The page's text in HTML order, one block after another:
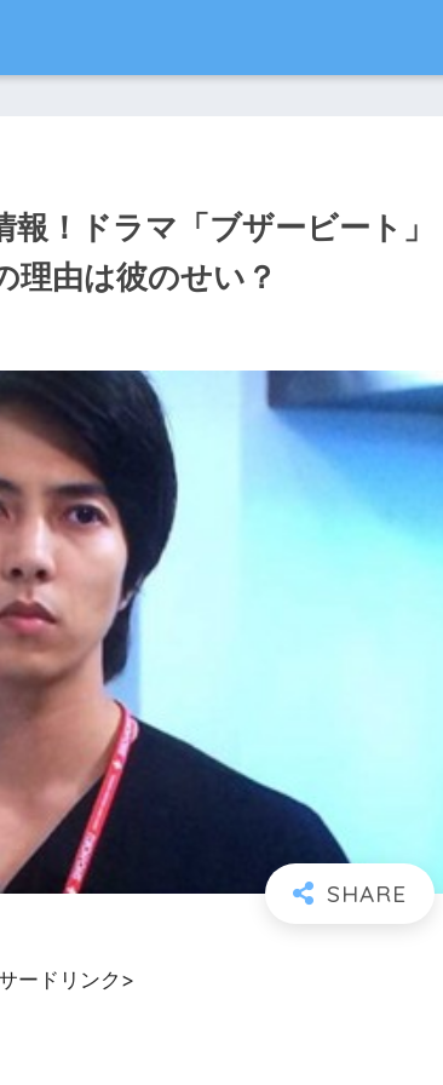
！ドラマ「ブザービート」
理由は彼のせい？
ードリンク>